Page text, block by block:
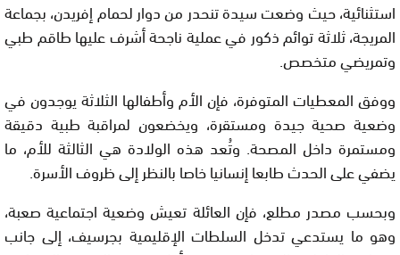
استثنائية، حيث وضعت سيدة تنحدر من دوار لحمام إفريدن، بجماعة
المريجة، ثلاثة توائم ذكور في عملية ناجحة أشرف عليها طاقم طبي
وتمريضي متخصص.
ووفق المعطيات المتوفرة، فإن الأم وأطفالها الثلاثة يوجدون في
وضعية صحية جيدة ومستقرة، ويخضعون لمراقبة طبية دقيقة
ومستمرة داخل المصحة. وتُعد هذه الولادة هي الثالثة للأم، ما
يضفي على الحدث طابعا إنسانيا خاصا بالنظر إلى ظروف الأسرة.
وبحسب مصدر مطلع، فإن العائلة تعيش وضعية اجتماعية صعبة،
وهو ما يستدعي تدخل السلطات الإقليمية بجرسيف، إلى جانب